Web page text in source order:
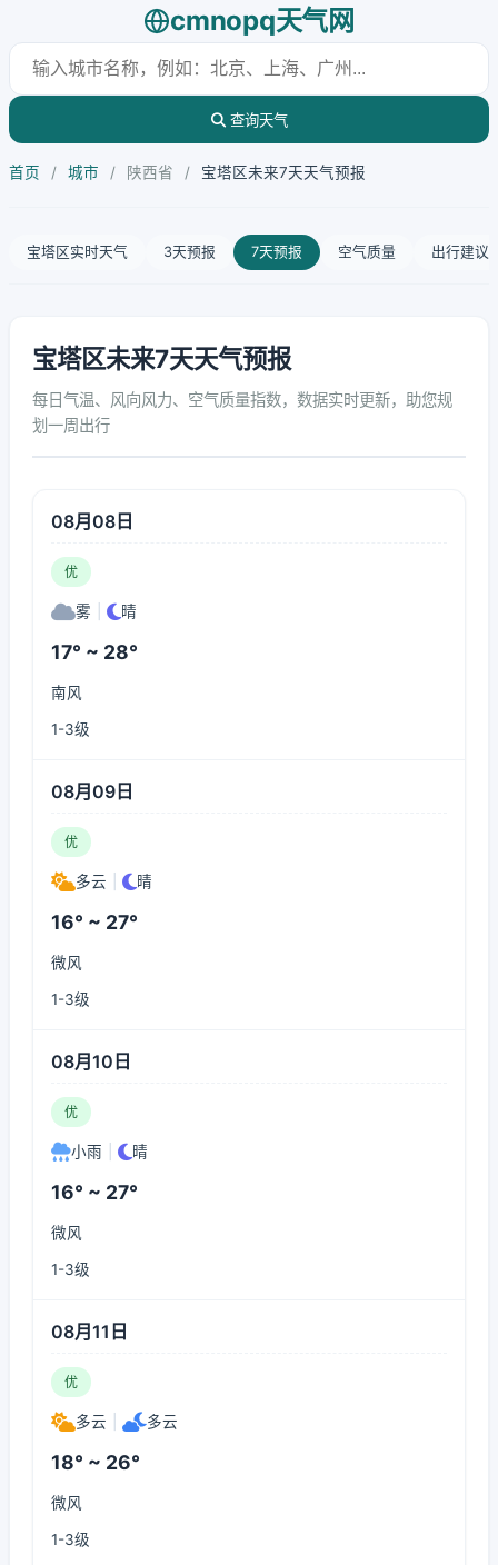
cmnopq天气网
查询天气
首页 / 城市 / 陕西省 / 宝塔区未来7天天气预报
宝塔区实时天气 3天预报 7天预报 空气质量 出行建议
宝塔区未来7天天气预报
每日气温、风向风力、空气质量指数，数据实时更新，助您规
划一周出行
08月08日
优
雾 晴
17° ~ 28°
南风
1-3级
08月09日
优
多云 晴
16° ~ 27°
微风
1-3级
08月10日
优
小雨 晴
16° ~ 27°
微风
1-3级
08月11日
优
多云 多云
18° ~ 26°
微风
1-3级